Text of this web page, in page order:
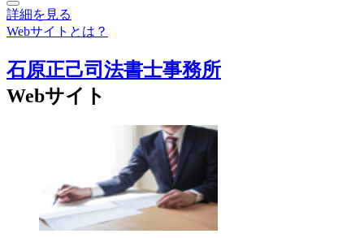
詳細を見る
Webサイトとは？
石原正己司法書士事務所
Webサイト